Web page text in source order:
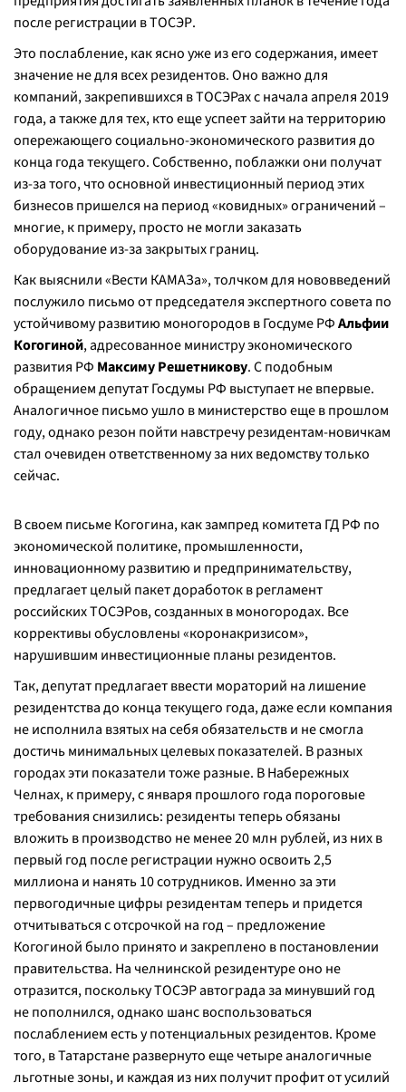
после регистрации в ТОСЭР.
Это послабление, как ясно уже из его содержания, имеет
значение не для всех резидентов. Оно важно для
компаний, закрепившихся в ТОСЭРах с начала апреля 2019
года, а также для тех, кто еще успеет зайти на территорию
опережающего социально-экономического развития до
конца года текущего. Собственно, поблажки они получат
из-за того, что основной инвестиционный период этих
бизнесов пришелся на период «ковидных» ограничений –
многие, к примеру, просто не могли заказать
оборудование из-за закрытых границ.
Как выяснили «Вести КАМАЗа», толчком для нововведений
послужило письмо от председателя экспертного совета по
устойчивому развитию моногородов в Госдуме РФАльфии
Когогиной, адресованное министру экономического
развития РФ Максиму Решетникову. С подобным
обращением депутат Госдумы РФ выступает не впервые.
Аналогичное письмо ушло в министерство еще в прошлом
году, однако резон пойти навстречу резидентам-новичкам
стал очевиден ответственному за них ведомству только
сейчас.
В своем письме Когогина, как зампред комитета ГД РФ по
экономической политике, промышленности,
инновационному развитию и предпринимательству,
предлагает целый пакет доработок в регламент
российских ТОСЭРов, созданных в моногородах. Все
коррективы обусловлены «коронакризисом»,
нарушившим инвестиционные планы резидентов.
Так, депутат предлагает ввести мораторий на лишение
резидентства до конца текущего года, даже если компания
не исполнила взятых на себя обязательств и не смогла
достичь минимальных целевых показателей. В разных
городах эти показатели тоже разные. В Набережных
Челнах, к примеру, с января прошлого года пороговые
требования снизились: резиденты теперь обязаны
вложить в производство не менее 20 млн рублей, из них в
первый год после регистрации нужно освоить 2,5
миллиона и нанять 10 сотрудников. Именно за эти
первогодичные цифры резидентам теперь и придется
отчитываться с отсрочкой на год – предложение
Когогиной было принято и закреплено в постановлении
правительства. На челнинской резидентуре оно не
отразится, поскольку ТОСЭР автограда за минувший год
не пополнился, однако шанс воспользоваться
послаблением есть у потенциальных резидентов. Кроме
того, в Татарстане развернуто еще четыре аналогичные
льготные зоны, и каждая из них получит профит от усилий